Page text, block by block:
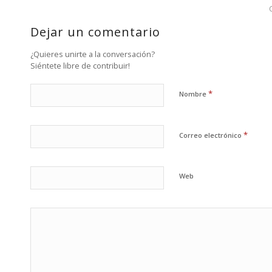
Dejar un comentario
¿Quieres unirte a la conversación?
Siéntete libre de contribuir!
Nombre *
Correo electrónico *
Web